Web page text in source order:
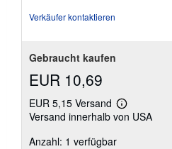
Verkäufer kontaktieren
Gebraucht kaufen
EUR 10,69
EUR 5,15 Versand
Weitere
Informationen
Versand innerhalb von USA
Anzahl: 1 verfügbar